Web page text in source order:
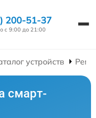
200-51-37
с 9:00 до 21:00
устройств
смарт-